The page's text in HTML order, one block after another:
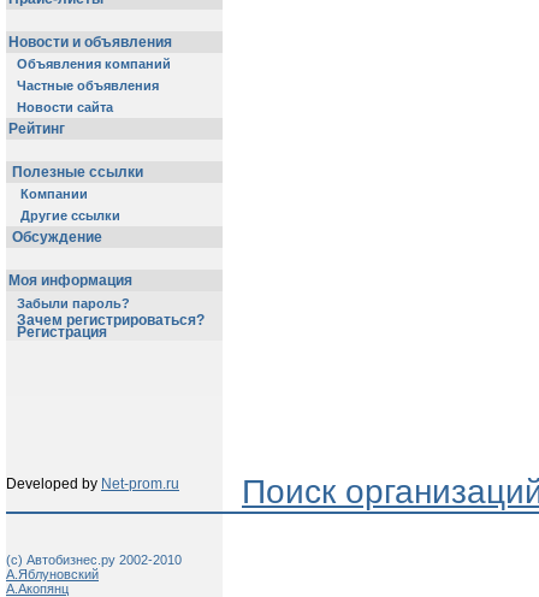
Новости и объявления
Объявления компаний
Частные объявления
Новости сайта
Рейтинг
Полезные ссылки
Компании
Другие ссылки
Обсуждение
Моя информация
Забыли пароль?
Зачем регистрироваться?
Регистрация
Developed by Net-prom.ru Поиск
(c) Автобизнес.ру 2002-2010
А.Яблуновский
А.Акопянц